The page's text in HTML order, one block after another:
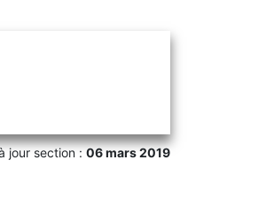
jour section :06 mars 2019